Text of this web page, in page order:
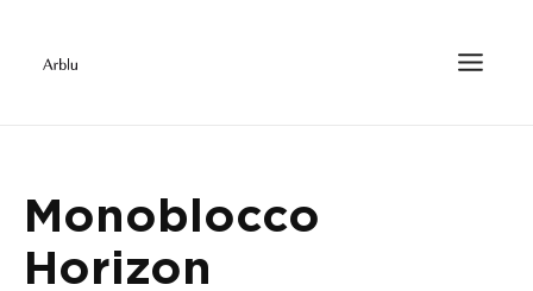
Monoblocco
Horizon